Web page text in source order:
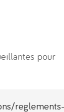
pour
reglements-